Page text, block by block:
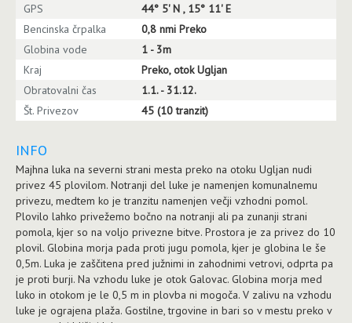
GPS
44° 5' N , 15° 11' E
Bencinska črpalka
0,8 nmi Preko
Globina vode
1 - 3m
Kraj
Preko, otok Ugljan
Obratovalni čas
1.1. - 31.12.
Št. Privezov
45 (10 tranzit)
INFO
Majhna luka na severni strani mesta preko na otoku Ugljan nudi
privez 45 plovilom. Notranji del luke je namenjen komunalnemu
privezu, medtem ko je tranzitu namenjen večji vzhodni pomol.
Plovilo lahko privežemo bočno na notranji ali pa zunanji strani
pomola, kjer so na voljo privezne bitve. Prostora je za privez do 10
plovil. Globina morja pada proti jugu pomola, kjer je globina le še
0,5m. Luka je zaščitena pred južnimi in zahodnimi vetrovi, odprta pa
je proti burji. Na vzhodu luke je otok Galovac. Globina morja med
luko in otokom je le 0,5 m in plovba ni mogoča. V zalivu na vzhodu
luke je ograjena plaža. Gostilne, trgovine in bari so v mestu preko v